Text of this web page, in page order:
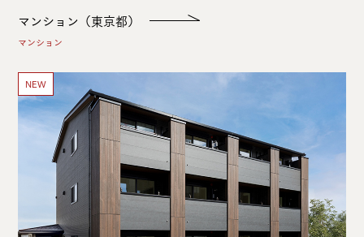
マンション（東京都）
マンション
NEW